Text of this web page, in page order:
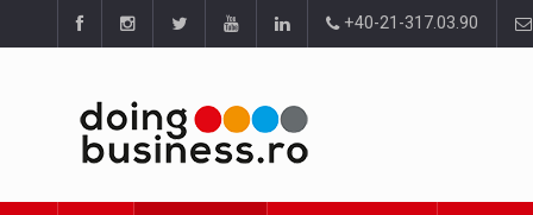
+40-21-317.03.90